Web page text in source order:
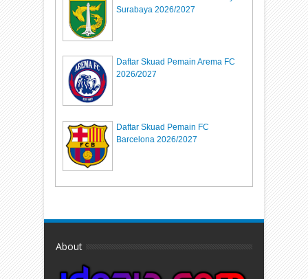
Surabaya 2026/2027
Daftar Skuad Pemain Arema FC
2026/2027
Daftar Skuad Pemain FC
Barcelona 2026/2027
About